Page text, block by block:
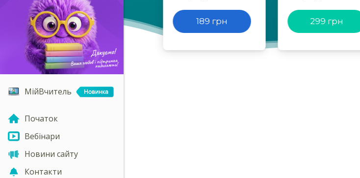
МійВчитель
Початок
Вебінари
Новини сайту
Контакти
189 грн 299 грн